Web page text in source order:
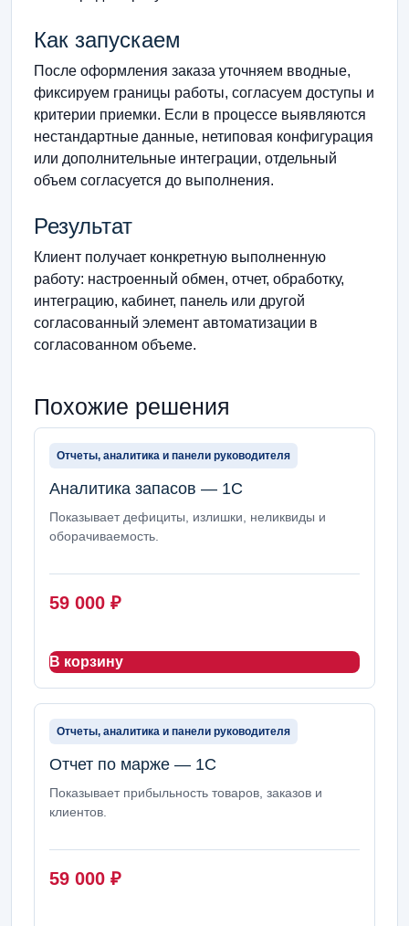
Как запускаем
После оформления заказа уточняем вводные,
фиксируем границы работы, согласуем доступы и
критерии приемки. Если в процессе выявляются
нестандартные данные, нетиповая конфигурация
или дополнительные интеграции, отдельный
объем согласуется до выполнения.
Результат
Клиент получает конкретную выполненную
работу: настроенный обмен, отчет, обработку,
интеграцию, кабинет, панель или другой
согласованный элемент автоматизации в
согласованном объеме.
Похожие решения
Отчеты, аналитика и панели руководителя
Аналитика запасов — 1С
Показывает дефициты, излишки, неликвиды и
оборачиваемость.
59 000 ₽
В корзину
Отчеты, аналитика и панели руководителя
Отчет по марже — 1С
Показывает прибыльность товаров, заказов и
клиентов.
59 000 ₽